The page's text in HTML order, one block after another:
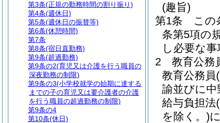
(趣旨)
第1条
この
条第5項の
し必要な
2
教育公務
教育公務員
諭並びに中
給与負担法
を除く。)
第3条(正規の勤務時間の割り振り)
第4条(週休日)
第5条(週休日の振替等)
第6条(休憩時間)
第7条
第8条(宿日直勤務)
第9条(超過勤務)
第9条の2(育児又は介護を行う職員の
深夜勤務の制限)
第9条の3(小学校就学の始期に達する
までの子の育児又は要介護者の介護
を行う職員の超過勤務の制限)
第9条の4
第10条(休日)